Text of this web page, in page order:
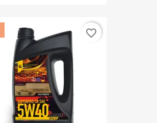
favorite_border